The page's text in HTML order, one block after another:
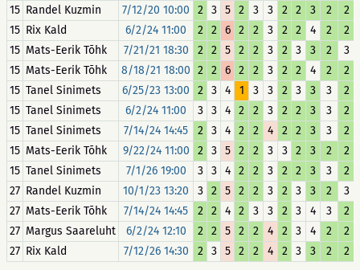
15 Randel Kuzmin 7/12/20 10:00 2 3 5 2 3 3 2 2 3 2
2
15 Rix Kald 6/2/24 11:00 2 2 6 2 2 3 2 2 4 2
2
15 Mats-Eerik Tõhk 7/21/21 18:30 2 2 5 2 2 3 2 3 3 2
3
15 Mats-Eerik Tõhk 8/18/21 18:00 2 2 6 2 2 3 2 2 4 2
2
15 Tanel Sinimets 6/25/23 13:00 2 3 4 1 3 3 2 3 3 3
2
15 Tanel Sinimets 6/2/24 11:00 3 3 4 2 2 3 2 2 3 3
2
15 Tanel Sinimets 7/14/24 14:45 2 3 4 2 2 4 2 2 3 3
2
15 Mats-Eerik Tõhk 9/22/24 11:00 2 3 5 2 2 3 3 2 3 2
2
15 Tanel Sinimets 7/1/26 19:00 3 3 4 2 2 3 2 2 3 3
2
27 Randel Kuzmin 10/1/23 13:20 3 2 5 2 2 3 2 3 3 2
3
27 Mats-Eerik Tõhk 7/14/24 14:45 2 2 4 2 3 3 2 3 4 3
2
27 Margus Saareluht 6/2/24 12:10 2 2 5 2 2 4 2 3 4 2
2
27 Rix Kald 7/12/26 14:30 2 3 5 2 2 4 2 3 3 2 2